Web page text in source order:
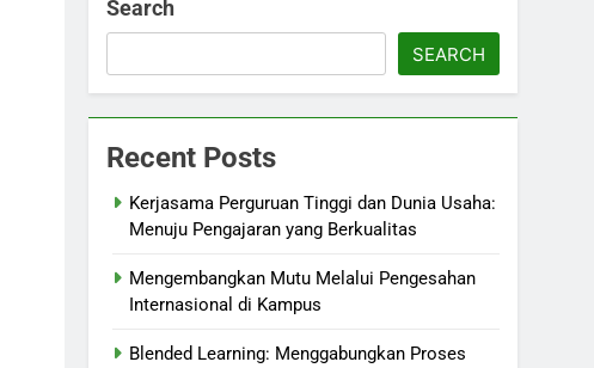
Search
SEARCH
Recent Posts
Kerjasama Perguruan Tinggi dan Dunia Usaha:
Menuju Pengajaran yang Berkualitas
Mengembangkan Mutu Melalui Pengesahan
Internasional di Kampus
Blended Learning: Menggabungkan Proses